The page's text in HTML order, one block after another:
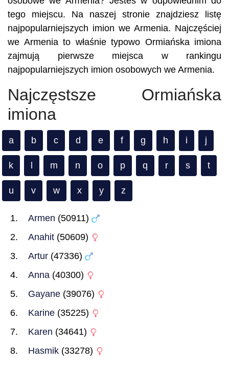
tego miejscu. Na naszej stronie znajdziesz listę
najpopularniejszych imion we Armenia. Najczęściej
we Armenia to właśnie typowo Ormiańska imiona
zajmują pierwsze miejsca w rankingu
najpopularniejszych imion osobowych we Armenia.
Najczęstsze Ormiańska
imiona
a b c d e f g h i j
k m n o p q r s t
u v w x y z
Armen (50911)
Anahit (50609)
Artur (47336)
Anna (40300)
Gayane (39076)
Karine (35225)
Karen (34641)
Hasmik (33278)